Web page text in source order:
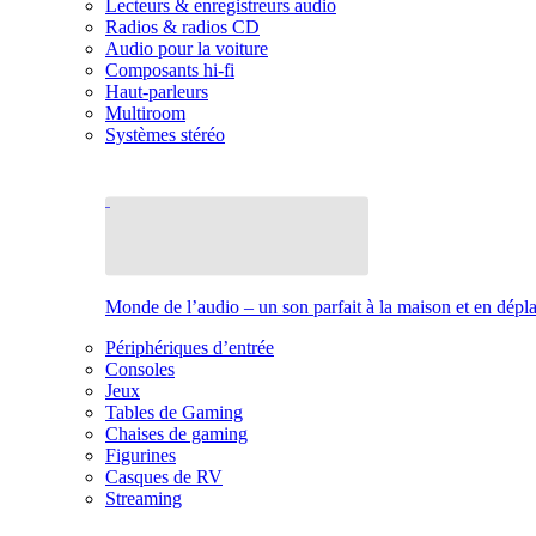
Lecteurs & enregistreurs audio
Radios & radios CD
Audio pour la voiture
Composants hi-fi
Haut-parleurs
Multiroom
Systèmes stéréo
Monde de l’audio – un son parfait à la maison et en
Périphériques d’entrée
Consoles
Jeux
Tables de Gaming
Chaises de gaming
Figurines
Casques de RV
Streaming